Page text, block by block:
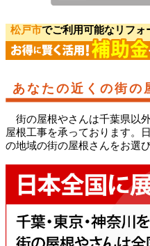
松戸市でご利用可能なリフォ
あなたの近くの街の
街の屋根やさんは千葉県以
屋根工事を承っております。
の地域の街の屋根さんをお選